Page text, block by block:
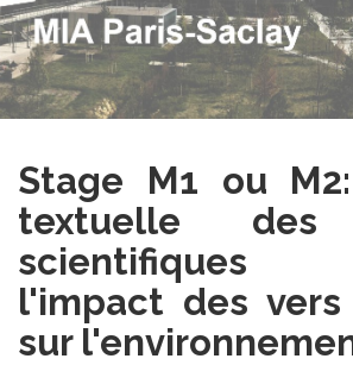
Stage M1 ou
textuelle des
scientifiques
l'impact des
sur